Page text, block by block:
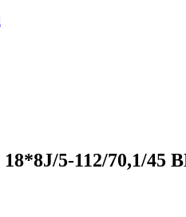
5-112/70,1/45